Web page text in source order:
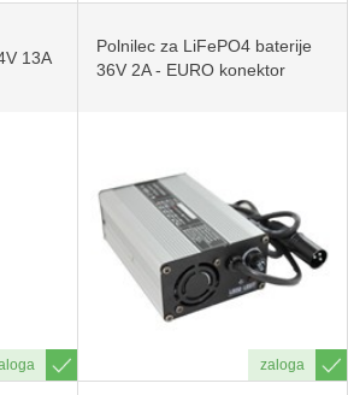
13A
Polnilec za LiFePO4 baterije
36V 2A - EURO konektor